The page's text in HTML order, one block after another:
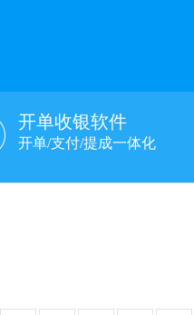
开单收银软件
开单/支付/提成一体化